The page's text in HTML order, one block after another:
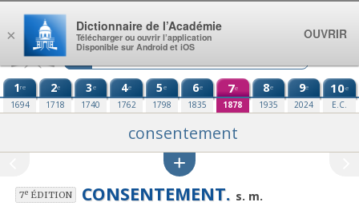
Aller au contenu
1re
1694
2e
1718
3e
1740
4e
1762
5e
1798
6e
1835
7e
1878
8e
1935
9e
2024
10e
E.C.
consentement
7eÉDITION CONSENTEMENT. s. m.
×
Dictionnaire de l’Académie
Télécharger ou ouvrir l’application
Disponible sur Android et iOS
OUVRIR